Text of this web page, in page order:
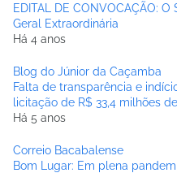
EDITAL DE CONVOCAÇÃO:
Geral Extraordinária
Há 4 anos
Blog do Júnior da Caçamba
Falta de transparência e
licitação de R$ 33,4 milhões
Há 5 anos
Correio Bacabalense
Bom Lugar: Em plena